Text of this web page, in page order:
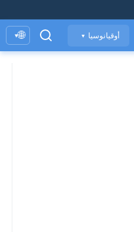
أوقيانوسيا ▼
🌐
▾